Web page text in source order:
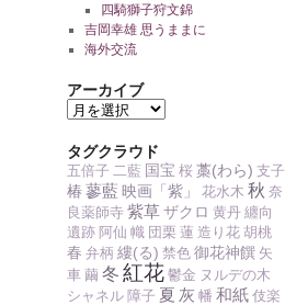
四騎獅子狩文錦
吉岡幸雄 思うままに
海外交流
アーカイブ
タグクラウド
五倍子 二藍 国宝 桜 藁(わら) 支子
椿蓼藍 映画「紫」 花水木 秋 奈
良薬師寺 紫草ザクロ 黄丹 纏向
遺跡 阿仙 幟 団栗 蓮 造り花 胡桃
春 弁柄 縷(る) 禁色 御花神饌 矢
車 繭 冬 紅花 鬱金 ヌルデの木
シャネル 障子 夏 灰 幡 和紙 伎楽